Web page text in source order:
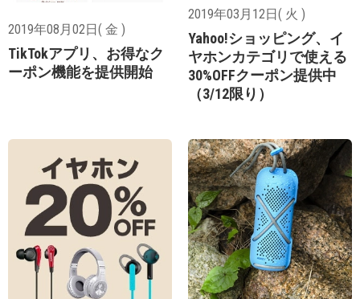
2019年08月02日( 金 )
TikTokアプリ、お得なク
ーポン機能を提供開始
2019年03月12日( 火 )
Yahoo!ショッピング、イ
ヤホンカテゴリで使える
30%OFFクーポン提供中
（3/12限り）